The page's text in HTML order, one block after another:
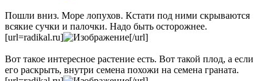
Пошли вниз. Море лопухов. Кстати под ними скрываются
всякие сучки и палочки. Надо быть осторожнее.
[url=radikal.ru]
[/url]
Вот такое интересное растение есть. Вот такой плод, а если
его раскрыть, внутри семена похожи на семена граната.